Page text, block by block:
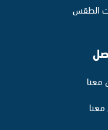
الطقس
معنا